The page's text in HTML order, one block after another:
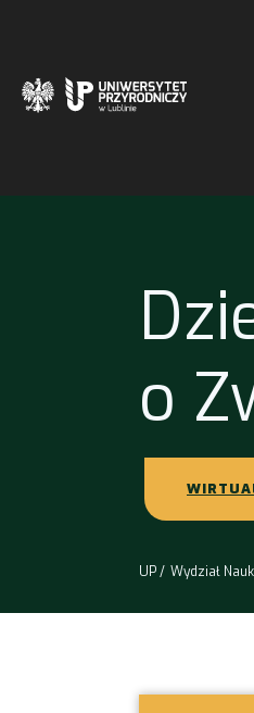
o
UP Wydział